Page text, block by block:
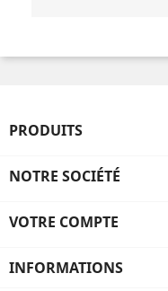
PRODUITS
NOTRE SOCIÉTÉ
VOTRE COMPTE
INFORMATIONS